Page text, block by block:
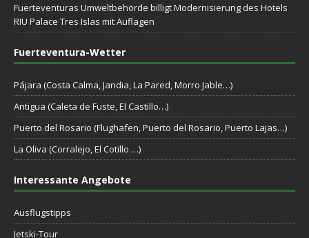
Fuerteventuras Umweltbehörde billigt Modernisierung des Hotels
RIU Palace Tres Islas mit Auflagen
Fuerteventura-Wetter
Pájara (Costa Calma, Jandia, La Pared, Morro Jable…)
Antigua (Caleta de Fuste, El Castillo…)
Puerto del Rosario (Flughafen, Puerto del Rosario, Puerto Lajas…)
La Oliva (Corralejo, El Cotillo …)
Interessante Angebote
Ausflugstipps
Jetski-Tour